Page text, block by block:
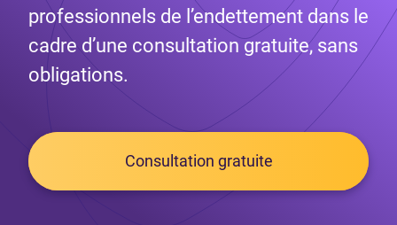
professionnels de l’endettement dans le
cadre d’une consultation gratuite, sans
obligations.
Consultation gratuite